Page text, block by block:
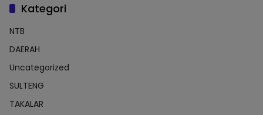
Kategori
NTB
DAERAH
Uncategorized
SULTENG
TAKALAR